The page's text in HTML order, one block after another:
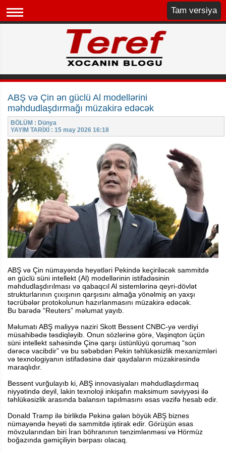
Tam versiya
ABŞ və Çin ən güclü Al modellərini
məhdudlaşdırmağı müzakirə edəcək
BÖLÜM : Dünya
YAYIM TARİXİ : 15 may 2026 16:18
ABŞ və Çin nümayəndə heyətləri Pekində keçiriləcək sammitdə
ən güclü süni intellekt (Al) modellərinin istifadəsinin
məhdudlaşdırılması və qabaqcıl Al sistemlərinə qeyri-dövlət
strukturlarının çıxışının qarşısını almağa yönəlmiş ən yaxşı
təcrübələr protokolunun hazırlanmasını müzakirə edəcək.
Bu barədə “Reuters” məlumat yayıb.
Məlumatı ABŞ maliyyə naziri Skott Bessent CNBC-yə verdiyi
müsahibədə təsdiqləyib. Onun sözlərinə görə, Vaşinqton üçün
süni intellekt sahəsində Çinə qarşı üstünlüyü qorumaq “son
dərəcə vacibdir” və bu səbəbdən Pekin təhlükəsizlik mexanizmləri
və texnologiyanın istifadəsinə dair qaydaların müzakirəsində
maraqlıdır.
Bessent vurğulayıb ki, ABŞ innovasiyaları məhdudlaşdırmaq
niyyətində deyil, lakin texnoloji inkişafın maksimum səviyyəsi ilə
təhlükəsizlik arasında balansın tapılmasını əsas vəzifə hesab edir.
Donald Tramp ilə birlikdə Pekinə gələn böyük ABŞ biznes
nümayəndə heyəti də sammitdə iştirak edir. Görüşün əsas
mövzularından biri İran böhranının tənzimlənməsi və Hörmüz
boğazında gəmiçiliyin bərpası olacaq.